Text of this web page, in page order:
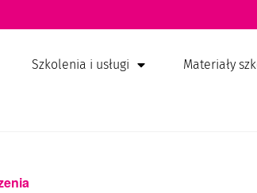
Szkolenia i usługi Materiały